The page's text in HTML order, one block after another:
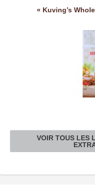
« Kuving’s
VOIR TOUS LES